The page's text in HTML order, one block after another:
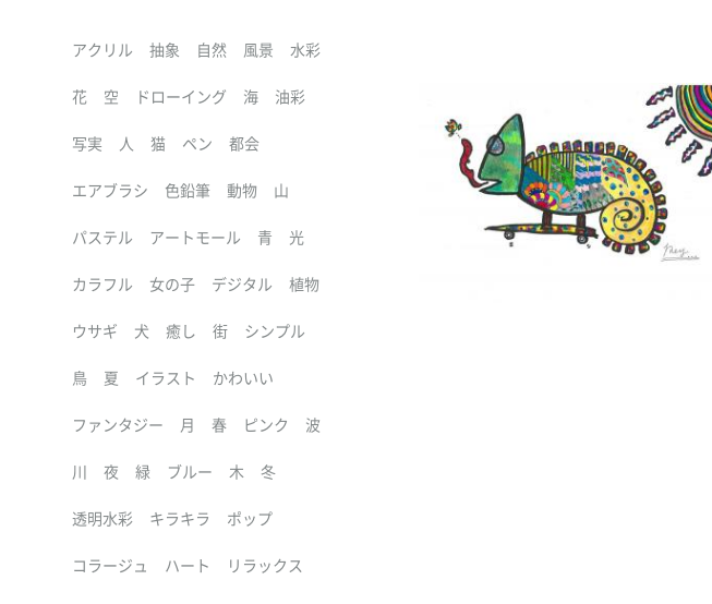
アクリル 抽象 自然 風景 水彩
花 空 ドローイング 海 油彩
写実 人 猫 ペン 都会
エアブラシ 色鉛筆 動物 山
パステル アートモール 青 光
カラフル 女の子 デジタル 植物
ウサギ 犬 癒し 街 シンプル
鳥 夏 イラスト かわいい
ファンタジー 月 春 ピンク 波
川 夜 緑 ブルー 木 冬
透明水彩 キラキラ ポップ
コラージュ ハート リラックス